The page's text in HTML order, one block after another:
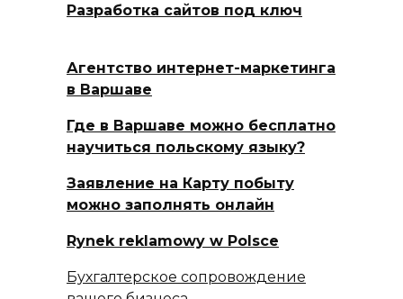
Разработка сайтов под ключ
Агентство интернет-маркетинга
в Варшаве
Где в Варшаве можно бесплатно
научиться польскому языку?
Заявление на Карту побыту
можно заполнять онлайн
Rynek reklamowy w Polsce
Бухгалтерское сопровождение